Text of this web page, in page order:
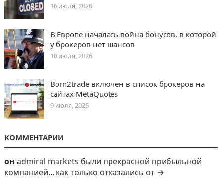
16 июля, 2026
В Европе началась война бонусов, в которой
у брокеров нет шансов
10 июля, 2026
Born2trade включен в список брокеров на
сайтах MetaQuotes
9 июля, 2026
КОММЕНТАРИИ
он admiral markets были прекрасной прибыльной
компанией... как только отказались от →